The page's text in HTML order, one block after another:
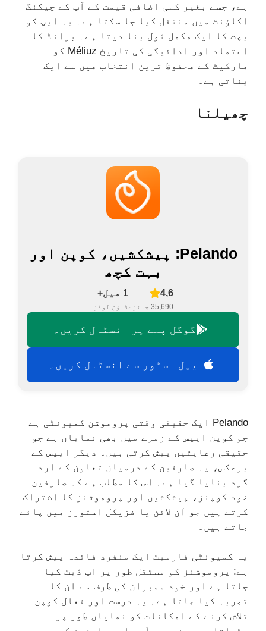
ہے، جسے بغیر کسی اضافی قیمت کے آپ کے چیکنگ
اکاؤنٹ میں منتقل کیا جا سکتا ہے۔ یہ ایپ کو
بچت کا ایک مکمل ٹول بنا دیتا ہے۔ برانڈ کا
اعتماد اور ادائیگی کی تاریخ Méliuz کو
مارکیٹ کے محفوظ ترین انتخاب میں سے ایک
بناتی ہے۔
چھیلنا
Pelando: پیشکشیں، کوپن اور
بہت کچھ
4,6
35,690 جائزے
1 میل+
ڈاؤن لوڈز
گوگل پلے پر انسٹال کریں۔
ایپل اسٹور سے انسٹال کریں۔
Pelando ایک حقیقی وقتی پروموشن کمیونٹی ہے
جو کوپن ایپس کے زمرے میں بھی نمایاں ہے جو
حقیقی رعایتیں پیش کرتی ہیں۔ دیگر ایپس کے
برعکس، یہ صارفین کے درمیان تعاون کے ارد
گرد بنایا گیا ہے۔ اس کا مطلب ہے کہ صارفین
خود کوپنز، پیشکشیں اور پروموشنز کا اشتراک
کرتے ہیں جو آن لائن یا فزیکل اسٹورز میں پائے
جاتے ہیں۔
یہ کمیونٹی فارمیٹ ایک منفرد فائدہ پیش کرتا
ہے: پروموشنز کو مستقل طور پر اپ ڈیٹ کیا
جاتا ہے اور خود ممبران کی طرف سے ان کا
تجربہ کیا جاتا ہے۔ یہ درست اور فعال کوپن
تلاش کرنے کے امکانات کو نمایاں طور پر